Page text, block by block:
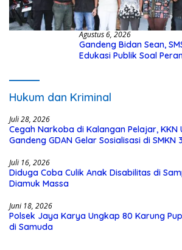
Agustus 6, 2026
Gandeng Bidan Sean,
Edukasi Publik Soal
Hukum dan Kriminal
Juli 28, 2026
Cegah Narkoba di Kalangan Pelajar, KKN
Gandeng GDAN Gelar Sosialisasi di SMKN
Juli 16, 2026
Diduga Coba Culik Anak Disabilitas di
Diamuk Massa
Juni 18, 2026
Polsek Jaya Karya Ungkap 80 Karung
di Samuda